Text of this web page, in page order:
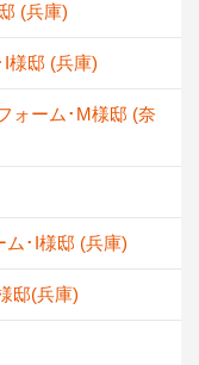
(兵庫)
様邸 (兵庫)
ォーム･M様邸 (奈
ム･I様邸 (兵庫)
邸(兵庫)